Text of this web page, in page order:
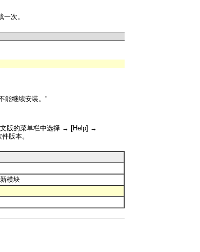
次。
能继续安装。”
文版的菜单栏中选择 → [Help] →
版本。
模块